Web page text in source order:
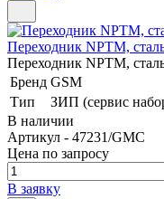
Переходник NPTM,
Переходник NPTM,
Бренд GSM
Тип
ЗИП (сервис
В наличии
Артикул - 47231/GMC
Цена по запросу
В заявку